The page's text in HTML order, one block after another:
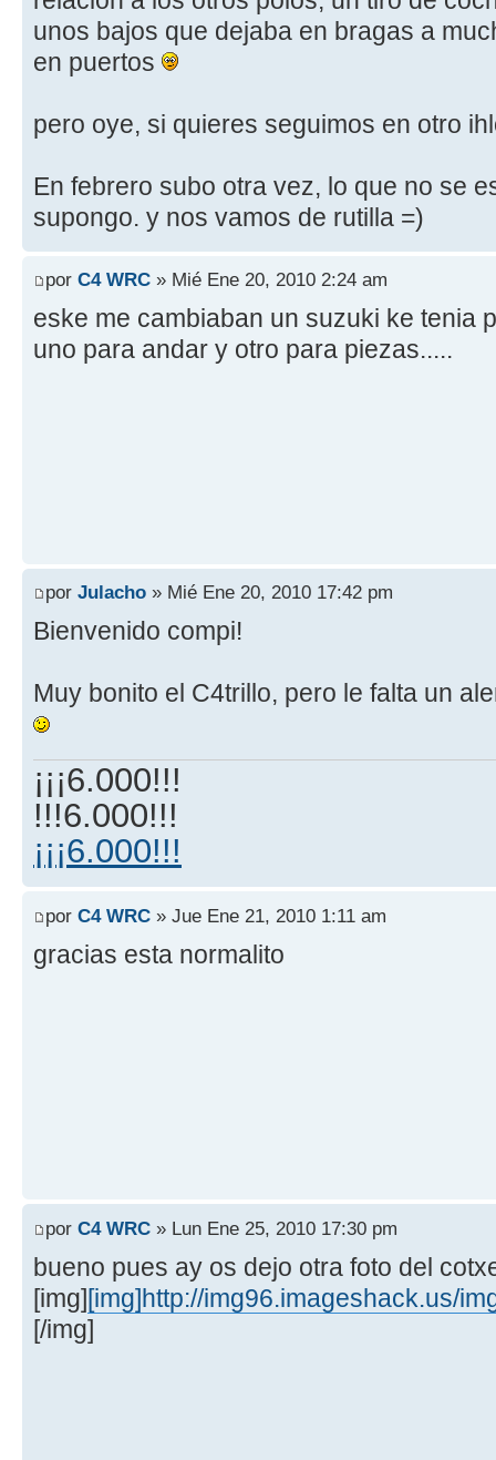
unos bajos que dejaba en bragas a
en puertos
pero oye, si quieres seguimos en otro
En febrero subo otra vez, lo que no se
supongo. y nos vamos de rutilla =)
por C4 WRC » Mié Ene 20, 2010 2:24 am
eske me cambiaban un suzuki ke tenia
uno para andar y otro para piezas.....
por Julacho » Mié Ene 20, 2010 17:42 pm
Bienvenido compi!
Muy bonito el C4trillo, pero le falta un
¡¡¡6.000!!!
!!!6.000!!!
¡¡¡6.000!!!
por C4 WRC » Jue Ene 21, 2010 1:11 am
gracias esta normalito
por C4 WRC » Lun Ene 25, 2010 17:30 pm
bueno pues ay os dejo otra foto del
[img][img]http://img96.imageshack.us/
[/img]